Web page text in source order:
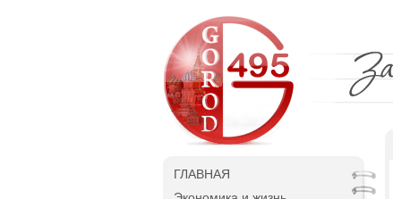
ГЛАВНАЯ